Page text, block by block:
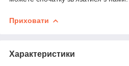
Приховати
Характеристики